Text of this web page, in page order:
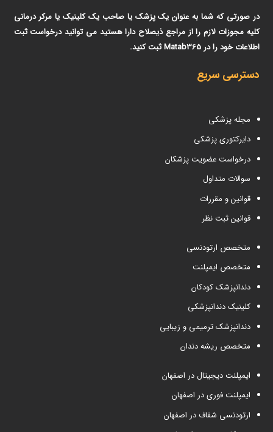
در صورتی که شما به عنوان یک پزشک یا صاحب یک کلینیک یا مرکر درمانی
کلیه مجوزات لازم را از مراجع ذیصلاح دارا هستید می توانید درخواست ثبت
اطلاعات خود را در Matab365 ثبت کنید.
دسترسی سریع
مجله پزشکی
دایرکتوری پزشکی
درخواست عضویت پزشکان
سوالات متداول
قوانین و مقررات
قوانین ثبت نظر
متخصص ارتودنسی
متخصص ایمپلنت
دندانپزشک کودکان
کلینیک دندانپزشکی
دندانپزشک ترمیمی و زیبایی
متخصص ریشه دندان
ایمپلنت دیجیتال در اصفهان
ایمپلنت فوری در اصفهان
ارتودنسی شفاف در اصفهان